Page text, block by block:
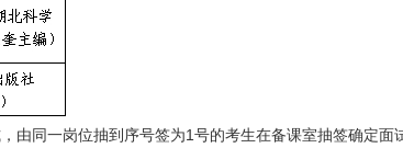
由同一岗位抽到序号签为1号的考生在备课室抽签确定面